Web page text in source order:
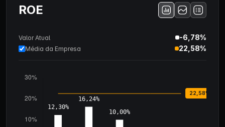
ROE
Valor Atual -6,78%
Média da Empresa 22,58%